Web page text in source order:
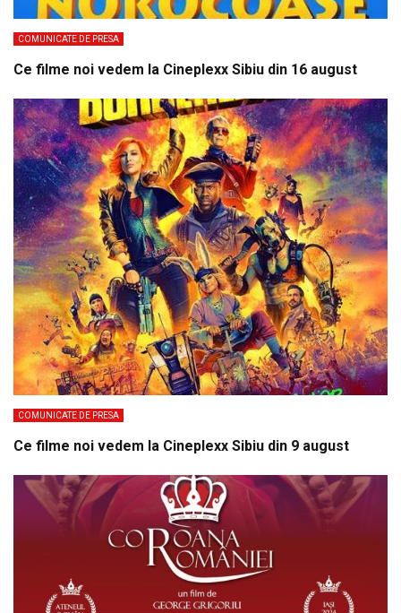
COMUNICATE DE PRESA
Ce filme noi vedem la Cineplexx Sibiu din 16 august
COMUNICATE DE PRESA
Ce filme noi vedem la Cineplexx Sibiu din 9 august